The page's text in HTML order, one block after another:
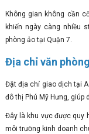
Không gian không cần
khiến ngày càng nhiều
phòng ảo tại Quận 7.
Địa chỉ văn
Đặt địa chỉ giao dịch tại
đô thị Phú Mỹ Hưng, giúp
Đây là khu vực được quy
môi trường kinh doanh